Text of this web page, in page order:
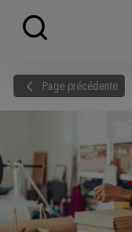
Page précédente